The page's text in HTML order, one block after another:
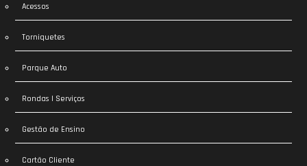
Acessos
Torniquetes
Parque Auto
Rondas | Serviços
Gestão de Ensino
Cartão Cliente